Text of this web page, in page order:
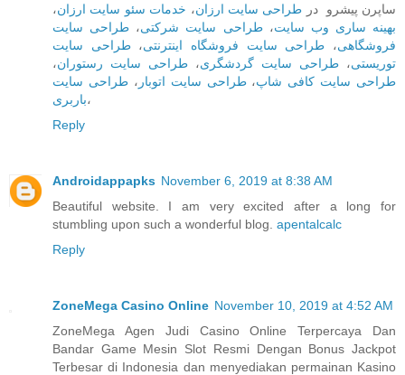
ساپرن پیشرو در طراحی سایت ارزان، خدمات سئو سایت ارزان،
بهینه ساری وب سایت،طراحی سایت شرکتی، طراحی سایت
فروشگاهی، طراحی سایت فروشگاه اینترنتی،طراحی سایت
توریستی، طراحی سایت گردشگری، طراحی سایت رستوران،
طراحی سایت کافی شاپ،طراحی سایت اتوبار ،طراحی سایت
باربری،
Reply
Androidappapks November 6, 2019 at 8:38 AM
Beautiful website. I am very excited after a long for
stumbling upon such a wonderful blog. apentalcalc
Reply
ZoneMega Casino Online November 10, 2019 at 4:52 AM
ZoneMega Agen Judi Casino Online Terpercaya Dan
Bandar Game Mesin Slot Resmi Dengan Bonus Jackpot
Terbesar di Indonesia dan menyediakan permainan Kasino